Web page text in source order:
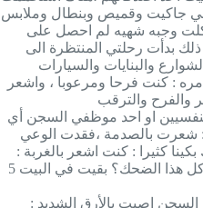
لي جاكيت وقميص وبنطال وملابس
وجبه شهيه لم احصل على
بدأت رحلتي المنتظرة الى
والبنايات والسيارات
مره : كنت فرحا ومرعوبا ، واشعر
او احد موظفي السجن أي
شعرت بالصدمة ،فقدت الوعي
كثيرا : كنت اشعر بالغربة :
من انا ولماذا كل هذا البكاء؟ ولماذا كل هذا الضحك؟ بقيت في البيت 5
اصبت بالأرق الشديد :